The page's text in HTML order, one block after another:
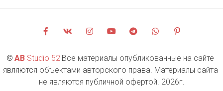
© AB Studio 52 Все материалы опубликованные на сайте
являются объектами авторского права. Материалы сайта
не являются публичной офертой. 2026г.